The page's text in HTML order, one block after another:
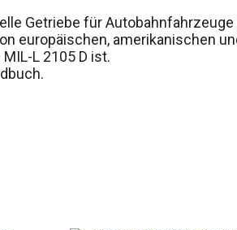
Getriebe für Autobahnfahrzeuge
europäischen, amerikanischen
L 2105 D ist.